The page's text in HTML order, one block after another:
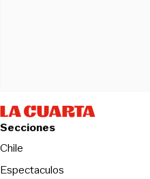
Secciones
Chile
Espectaculos